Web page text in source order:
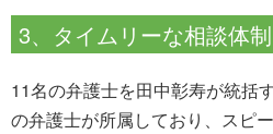
3、タイムリーな相談体制
11名の弁護士を田中彰寿が統括
の弁護士が所属しており、スピ